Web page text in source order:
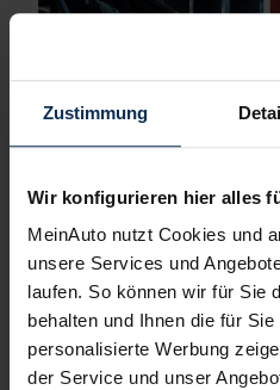
Zustimmung
Wir konfigurieren hier alles
MeinAuto nutzt Cookies und
unsere Services und
laufen. So können wir für Sie
behalten und Ihnen die für
personalisierte Werbung
der Service und unser
Cupra Leon oder Seat
Kompaktmodell im Duell
Der Seat Leon hat sich in der
schwungvollerer Bruder des VW
entscheidend beigetragen